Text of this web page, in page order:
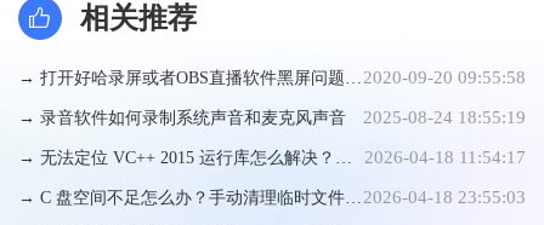
相关推荐
→ 打开好哈录屏或者OBS直播软件黑屏问题解
决，亲测有效！
2020-09-20 09:55:58
→ 录音软件如何录制系统声音和麦克风声音 2025-08-24 18:55:19
→ 无法定位 VC++ 2015 运行库怎么解决？手
动修复步骤详解
2026-04-18 11:54:17
→ C 盘空间不足怎么办？手动清理临时文件详 2026-04-18 23:55:03